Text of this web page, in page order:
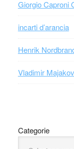
Giorgio Caproni
incarti d’arancia
Henrik
Vladimir
Categorie